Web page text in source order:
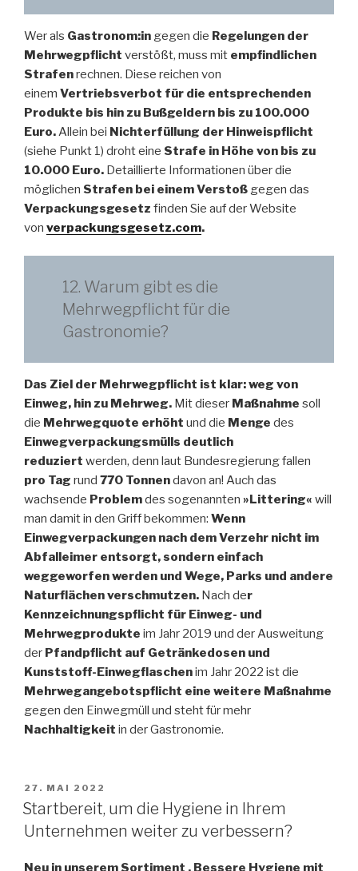
Wer als Gastronom:in gegen die Regelungen der
Mehrwegpflicht verstößt, muss mit empfindlichen
Strafenrechnen. Diese reichen von
einem Vertriebsverbot für die entsprechenden
Produkte bis hin zu Bußgeldern bis zu 100.000
Euro.Allein bei Nichterfüllung der Hinweispflicht
(siehe Punkt 1) droht eine Strafe in Höhe von bis zu
10.000 Euro. Detaillierte Informationen über die
möglichen Strafen bei einem Verstoß gegen das
Verpackungsgesetz finden Sie auf der Website
von verpackungsgesetz.com.
12. Warum gibt es die
Mehrwegpflicht für die
Gastronomie?
Das Ziel der Mehrwegpflicht ist klar: weg von
Einweg, hin zu Mehrweg. Mit dieser Maßnahme soll
die Mehrwegquote erhöht und die Menge des
Einwegverpackungsmülls deutlich
reduziert werden, denn laut Bundesregierung fallen
pro Tag rund 770 Tonnendavon an! Auch das
wachsende Problemdes sogenannten »Littering« will
man damit in den Griff bekommen: Wenn
Einwegverpackungen nach dem Verzehr nicht im
Abfalleimer entsorgt, sondern einfach
weggeworfen werden und Wege, Parks und andere
Naturflächen verschmutzen. Nach der
Kennzeichnungspflicht für Einweg- und
Mehrwegprodukte im Jahr 2019 und der Ausweitung
der Pfandpflicht auf Getränkedosen und
Kunststoff-Einwegflaschenim Jahr 2022 ist die
Mehrwegangebotspflicht eine weitere Maßnahme
gegen den Einwegmüll und steht für mehr
Nachhaltigkeit in der Gastronomie.
VERÖFFENTLICHT
AM
27. MAI 2022
Startbereit, um die Hygiene in Ihrem
Unternehmen weiter zu verbessern?
Neu in unserem Sortiment , Bessere Hygiene mit